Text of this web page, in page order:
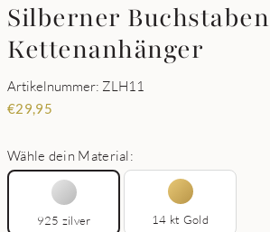
Silberner Buchstaben
Kettenanhänger
Artikelnummer: ZLH11
€29,95
Wähle dein Material:
925 zilver 14 kt Gold